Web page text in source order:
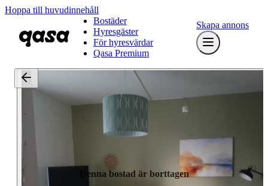
Hoppa till huvudinnehåll
Bostäder
Hyresgäster
För hyresvärdar
Qasa Premium
Skapa annons
Denna bostad är borttagen